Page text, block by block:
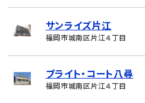
サンライズ片江
福岡市城南区片江４丁目
ブライト・コート八尋
福岡市城南区片江４丁目